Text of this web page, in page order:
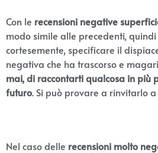
Con le recensioni negative
modo simile alle precedenti,
cortesemente, specificare il
negativa che ha trascorso e magari
mai, di raccontarti qualcosa in più
futuro. Si può provare a rinvitarlo
Nel caso delle recensioni molto